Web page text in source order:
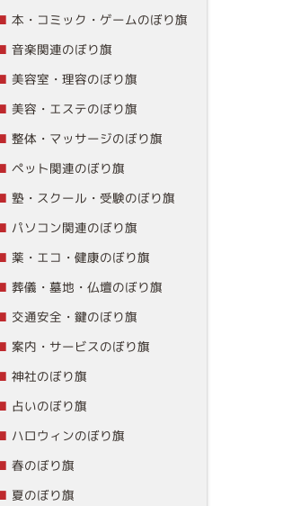
本・コミック・ゲームのぼり旗
音楽関連のぼり旗
美容室・理容のぼり旗
美容・エステのぼり旗
整体・マッサージのぼり旗
ペット関連のぼり旗
塾・スクール・受験のぼり旗
パソコン関連のぼり旗
薬・エコ・健康のぼり旗
葬儀・墓地・仏壇のぼり旗
交通安全・鍵のぼり旗
案内・サービスのぼり旗
神社のぼり旗
占いのぼり旗
ハロウィンのぼり旗
春のぼり旗
夏のぼり旗